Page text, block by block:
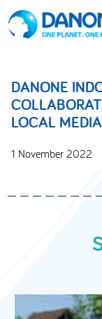
DANONE
LOCAL
1 November 2022